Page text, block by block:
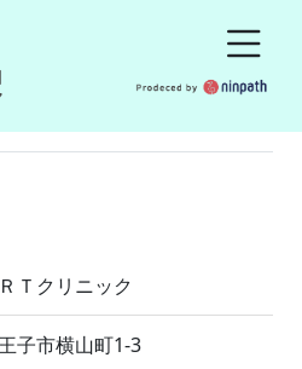
Ｔクリニック
子市横山町1-3